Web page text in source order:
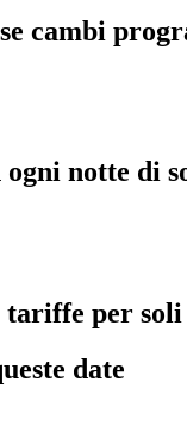
cambi
notte di
tariffe per
date